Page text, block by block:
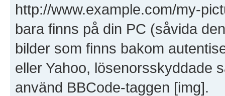
http://www.example.com/my-
bara finns på din PC (såvida
bilder som finns bakom
eller Yahoo, lösenorsskyddade
använd BBCode-taggen [img].